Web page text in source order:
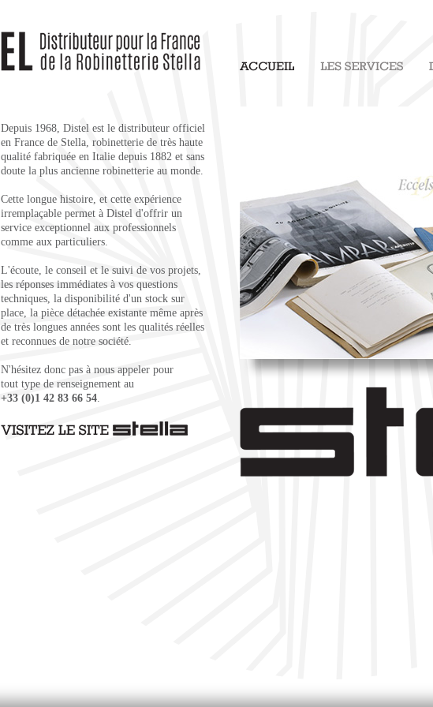
Depuis 1968, Distel est le distributeur officiel
en France de Stella, robinetterie de très haute
qualité fabriquée en Italie depuis 1882 et sans
doute la plus ancienne robinetterie au monde.
Cette longue histoire, et cette expérience
irremplaçable permet à Distel d'offrir un
service exceptionnel aux professionnels
comme aux particuliers.
L'écoute, le conseil et le suivi de vos projets,
les réponses immédiates à vos questions
techniques, la disponibilité d'un stock sur
place, la pièce détachée existante même après
de très longues années sont les qualités réelles
et reconnues de notre société.
N'hésitez donc pas à nous appeler pour
tout type de renseignement au
+33 (0)1 42 83 66 54.